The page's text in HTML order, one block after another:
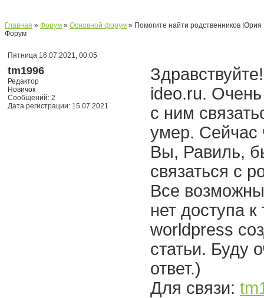
Главная » Форум » Основной форум » Помогите найти родственников Юрия
Форум
Пятница 16.07.2021, 00:05
tm1996
Редактор
Новичок
Сообщений: 2
Дата регистрации: 15.07.2021
ideo.ru. Очень
с ним
умер. Сейчас
Вы, Равиль,
связаться с
Все
нет доступа
worldpress
статьи. Буду
ответ.)
Для связи: